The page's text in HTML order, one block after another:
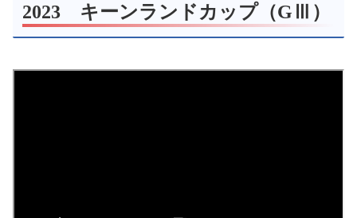
2023 キーンランドカップ（GⅢ）